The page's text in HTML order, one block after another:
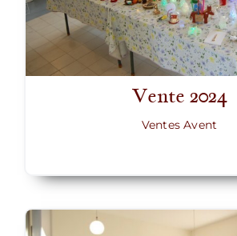
Vente 2024
Ventes Avent